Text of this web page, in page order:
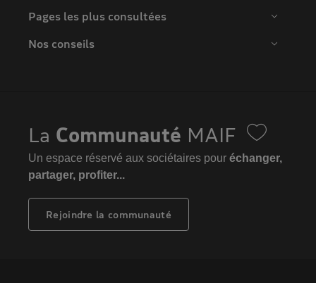
Pages les plus consultées
Nos conseils
La Communauté MAIF
Un espace réservé aux sociétaires pour échanger,
partager, profiter...
Rejoindre la communauté